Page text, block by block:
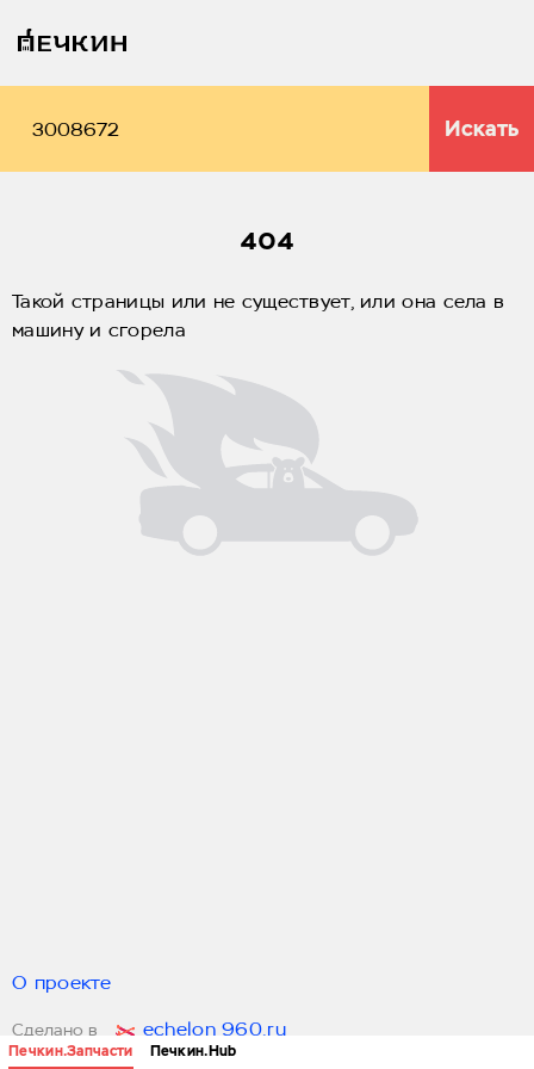
Печкин.Запчасти Печкин.Hub
Искать
404
Такой страницы или не существует, или она села в
машину и сгорела
О проекте
Сделано в echelon 960.ru